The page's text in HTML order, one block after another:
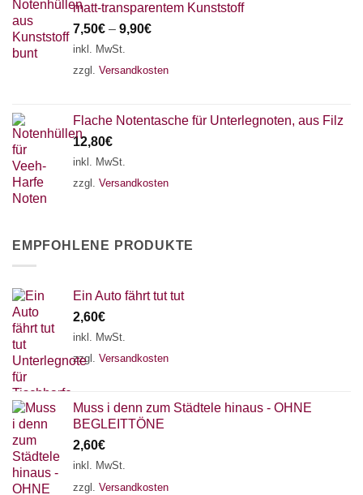
matt-transparentem Kunststoff
7,50€ – 9,90€
inkl. MwSt.
zzgl. Versandkosten
Flache Notentasche für Unterlegnoten, aus Filz
12,80€
inkl. MwSt.
zzgl. Versandkosten
EMPFOHLENE PRODUKTE
Ein Auto fährt tut tut
2,60€
inkl. MwSt.
zzgl. Versandkosten
Muss i denn zum Städtele hinaus - OHNE
BEGLEITTÖNE
2,60€
inkl. MwSt.
zzgl. Versandkosten